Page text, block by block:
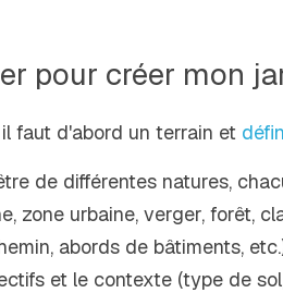
pour créer mon
faut d'abord un terrain et
de différentes natures,
zone urbaine, verger, forêt,
abords de bâtiments,
et le contexte (type de